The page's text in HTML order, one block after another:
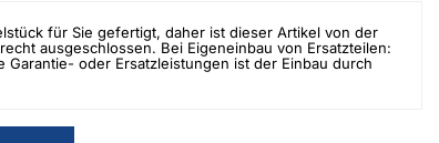
für Sie gefertigt, daher ist dieser Artikel von der
ausgeschlossen. Bei Eigeneinbau von Ersatzteilen:
Garantie- oder Ersatzleistungen ist der Einbau durch